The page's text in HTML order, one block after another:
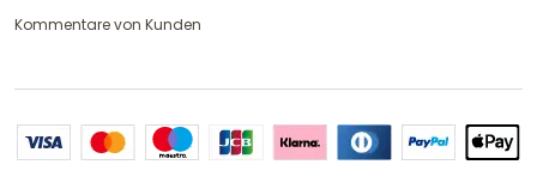
Kommentare von Kunden